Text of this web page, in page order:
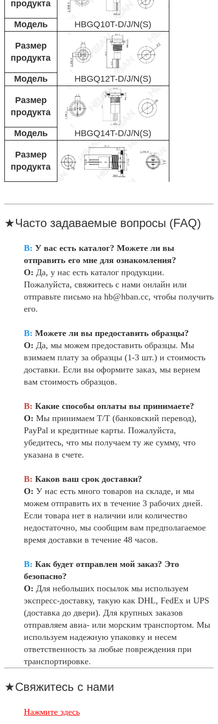
продукта
Модель HBGQ10T-D/J/N(S)
Размер
продукта
Модель HBGQ12T-D/J/N(S)
Размер
продукта
Модель HBGQ14T-D/J/N(S)
Размер
продукта
★Часто задаваемые вопросы (FAQ)
В: У вас есть каталог? Можете ли вы
отправить его мне для ознакомления?
О: Да, у нас есть каталог продукции.
Пожалуйста, свяжитесь с нами онлайн или
отправьте письмо на hb@hban.cc, чтобы получить
его.
В: Можете ли вы предоставить образцы?
О: Да, мы можем предоставить образцы. Мы
взимаем плату за образцы (1-3 шт.) и стоимость
доставки. Если вы оформите заказ, мы вернем
вам стоимость образцов.
В: Какие способы оплаты вы принимаете?
О: Мы принимаем T/T (банковский перевод),
PayPal и кредитные карты. Пожалуйста,
убедитесь, что мы получаем ту же сумму, что
указана в счете.
В: Каков ваш срок доставки?
О: У нас есть много товаров на складе, и мы
можем отправить их в течение 3 рабочих дней.
Если товара нет в наличии или количество
недостаточно, мы сообщим вам предполагаемое
время доставки в течение 48 часов.
В: Как будет отправлен мой заказ? Это
безопасно?
О: Для небольших посылок мы используем
экспресс-доставку, такую как DHL, FedEx и UPS
(доставка до двери). Для крупных заказов
отправляем авиа- или морским транспортом. Мы
используем надежную упаковку и несем
ответственность за любые повреждения при
транспортировке.
★Свяжитесь с нами
Нажмите здесь